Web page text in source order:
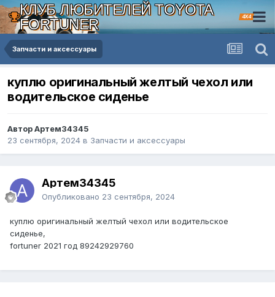
КЛУБ ЛЮБИТЕЛЕЙ TOYOTA
FORTUNER
4X4
Запчасти и аксессуары
куплю оригинальный желтый чехол или
водительское сиденье
Автор Артем34345
23 сентября, 2024 в Запчасти и аксессуары
Артем34345
Опубликовано 23 сентября, 2024
куплю оригинальный желтый чехол или водительское
сиденье,
fortuner 2021 год 89242929760